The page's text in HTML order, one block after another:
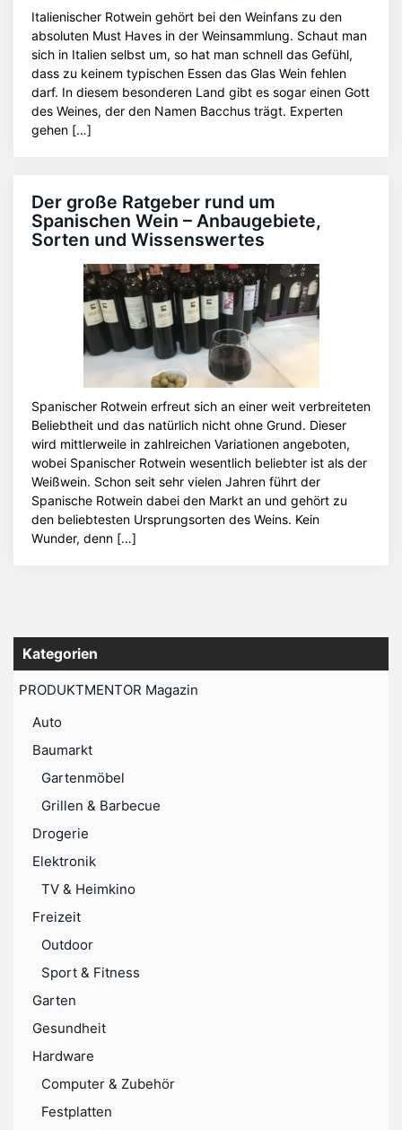
Italienischer Rotwein gehört bei den Weinfans zu den
absoluten Must Haves in der Weinsammlung. Schaut man
sich in Italien selbst um, so hat man schnell das Gefühl,
dass zu keinem typischen Essen das Glas Wein fehlen
darf. In diesem besonderen Land gibt es sogar einen Gott
des Weines, der den Namen Bacchus trägt. Experten
gehen […]
Der große Ratgeber rund um
Spanischen Wein – Anbaugebiete,
Sorten und Wissenswertes
Spanischer Rotwein erfreut sich an einer weit verbreiteten
Beliebtheit und das natürlich nicht ohne Grund. Dieser
wird mittlerweile in zahlreichen Variationen angeboten,
wobei Spanischer Rotwein wesentlich beliebter ist als der
Weißwein. Schon seit sehr vielen Jahren führt der
Spanische Rotwein dabei den Markt an und gehört zu
den beliebtesten Ursprungsorten des Weins. Kein
Wunder, denn […]
Kategorien
PRODUKTMENTOR Magazin
Auto
Baumarkt
Gartenmöbel
Grillen & Barbecue
Drogerie
Elektronik
TV & Heimkino
Freizeit
Outdoor
Sport & Fitness
Garten
Gesundheit
Hardware
Computer & Zubehör
Festplatten